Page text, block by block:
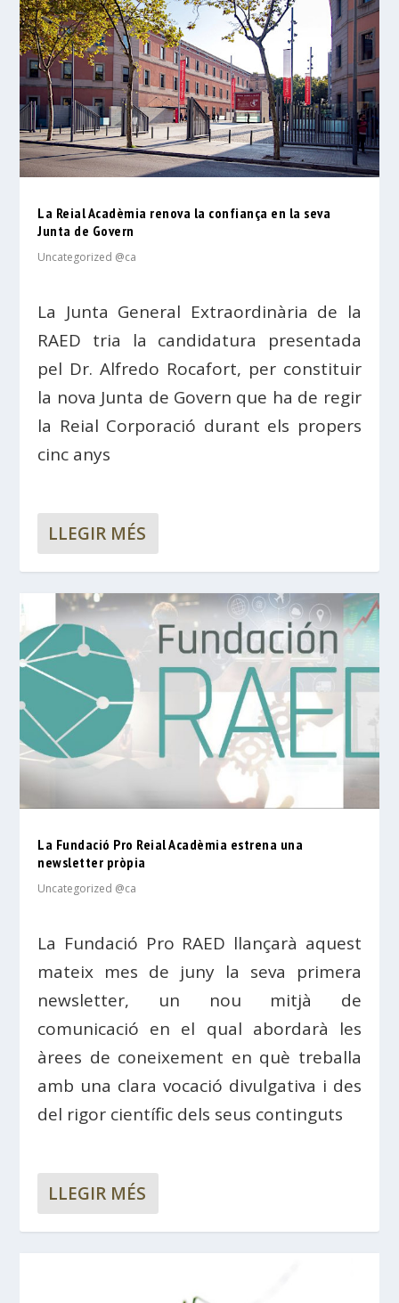
La Reial Acadèmia renova la confiança en la seva
Junta de Govern
Uncategorized @ca
La Junta General Extraordinària de la
RAED tria la candidatura presentada
pel Dr. Alfredo Rocafort, per constituir
la nova Junta de Govern que ha de regir
la Reial Corporació durant els propers
cinc anys
LLEGIR MÉS
La Fundació Pro Reial Acadèmia estrena una
newsletter pròpia
Uncategorized @ca
La Fundació Pro RAED llançarà aquest
mateix mes de juny la seva primera
newsletter, un nou mitjà de
comunicació en el qual abordarà les
àrees de coneixement en què treballa
amb una clara vocació divulgativa i des
del rigor científic dels seus continguts
LLEGIR MÉS